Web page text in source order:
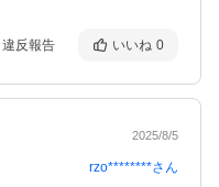
違反報告 いいね 0
2025/8/5
rzo********さん